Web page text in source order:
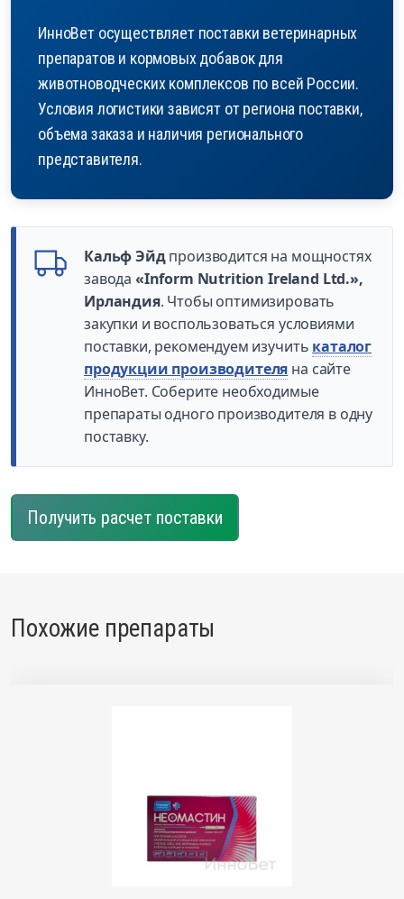
ИнноВет осуществляет поставки ветеринарных
препаратов и кормовых добавок для
животноводческих комплексов по всей России.
Условия логистики зависят от региона поставки,
объема заказа и наличия регионального
представителя.
Кальф Эйдпроизводится на мощностях
завода «Inform Nutrition Ireland Ltd.»,
Ирландия. Чтобы оптимизировать
закупки и воспользоваться условиями
поставки, рекомендуем изучить каталог
продукции производителя на сайте
ИнноВет. Соберите необходимые
препараты одного производителя в одну
поставку.
Получить расчет поставки
Похожие препараты